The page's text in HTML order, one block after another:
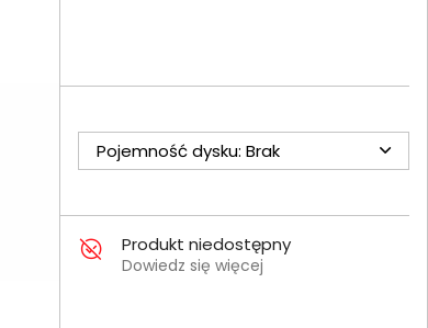
Pojemność dysku: Brak
Produkt niedostępny
Dowiedz się więcej